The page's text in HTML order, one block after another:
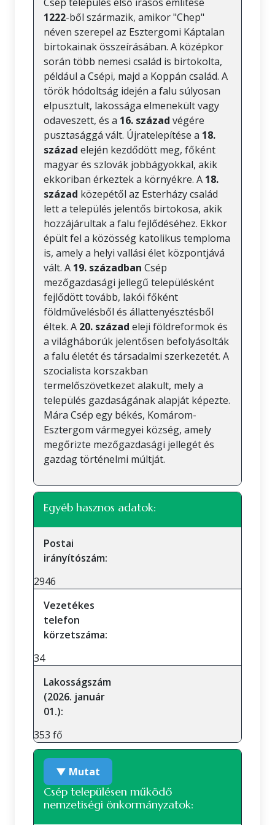
1222-ből származik, amikor "Chep"
néven szerepel az Esztergomi Káptalan
birtokainak összeírásában. A középkor
során több nemesi család is birtokolta,
például a Csépi, majd a Koppán család. A
török hódoltság idején a falu súlyosan
elpusztult, lakossága elmenekült vagy
odaveszett, és a 16. század végére
pusztasággá vált. Újratelepítése a 18.
század elején kezdődött meg, főként
magyar és szlovák jobbágyokkal, akik
ekkoriban érkeztek a környékre. A 18.
század közepétől az Esterházy család
lett a település jelentős birtokosa, akik
hozzájárultak a falu fejlődéséhez. Ekkor
épült fel a közösség katolikus temploma
is, amely a helyi vallási élet központjává
vált. A 19. században Csép
mezőgazdasági jellegű településként
fejlődött tovább, lakói főként
földművelésből és állattenyésztésből
éltek. A 20. század eleji földreformok és
a világháborúk jelentősen befolyásolták
a falu életét és társadalmi szerkezetét. A
szocialista korszakban
termelőszövetkezet alakult, mely a
település gazdaságának alapját képezte.
Mára Csép egy békés, Komárom-
Esztergom vármegyei község, amely
megőrizte mezőgazdasági jellegét és
gazdag történelmi múltját.
Egyéb hasznos adatok:
Postai
irányítószám:
2946
Vezetékes
telefon
körzetszáma:
34
Lakosságszám
(2026. január
01.):
353 fő
▼ Mutat
Csép településen működő
nemzetiségi önkormányzatok: